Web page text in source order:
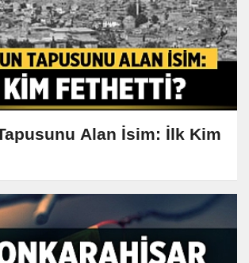
Alan İsim: İlk Kim